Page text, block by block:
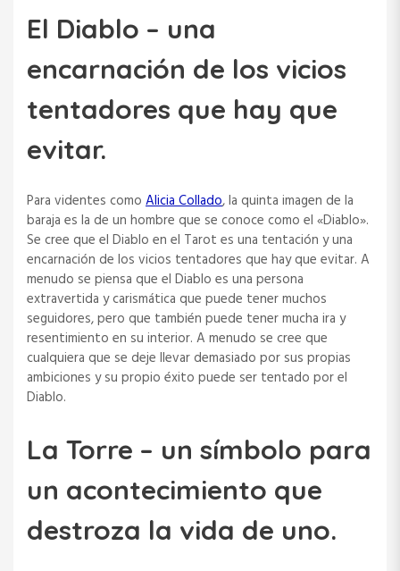
El Diablo – una
encarnación de los vicios
tentadores que hay que
evitar.
Para videntes como Alicia Collado, la quinta imagen de la
baraja es la de un hombre que se conoce como el «Diablo».
Se cree que el Diablo en el Tarot es una tentación y una
encarnación de los vicios tentadores que hay que evitar. A
menudo se piensa que el Diablo es una persona
extravertida y carismática que puede tener muchos
seguidores, pero que también puede tener mucha ira y
resentimiento en su interior. A menudo se cree que
cualquiera que se deje llevar demasiado por sus propias
ambiciones y su propio éxito puede ser tentado por el
Diablo.
La Torre – un símbolo para
un acontecimiento que
destroza la vida de uno.